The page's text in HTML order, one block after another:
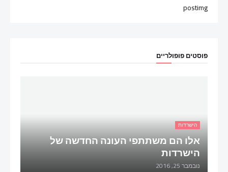
postimg
פוסטים פופולריים
הישרדות
אלו הם משתתפי העונה החדשה של
הישרדות
נובמבר 25, 2016